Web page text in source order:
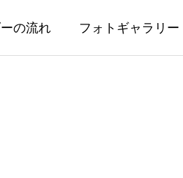
の流れ フォトギャラリー